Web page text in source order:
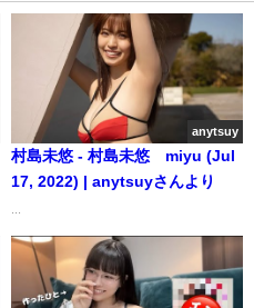
anytsuy
村島未悠 - 村島未悠 miyu (Jul
17, 2022) | anytsuyさんより